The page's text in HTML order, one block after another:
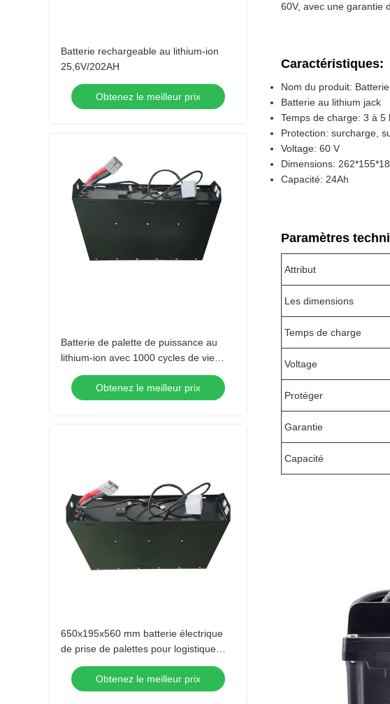
Batterie rechargeable au lithium-ion
25,6V/202AH
Obtenez le meilleur prix
Batterie de palette de puissance au
lithium-ion avec 1000 cycles de vie
650x195x560mm
Obtenez le meilleur prix
650x195x560 mm batterie électrique
de prise de palettes pour logistique
d'entrepôt
Obtenez le meilleur prix
60V, avec une garantie
Caractéristiques:
Nom du produit:
Batterie au lithium jack
Temps de charge: 3 à 5
Protection: surcharge,
Voltage: 60 V
Dimensions:
Capacité: 24Ah
Paramètres
Attribut
Les dimensions
Temps de charge
Voltage
Protéger
Garantie
Capacité